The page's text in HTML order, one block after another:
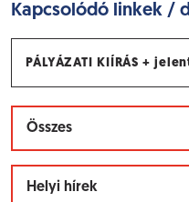
Kapcsolódó linkek /
PÁLYÁZATI KIÍRÁS +
Összes
Helyi hírek